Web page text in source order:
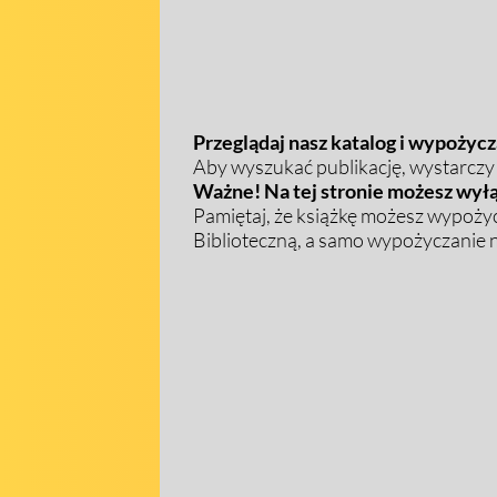
Przeglądaj nasz katalog i
Aby wyszukać publikację,
Ważne! Na tej stronie możesz
Pamiętaj, że książkę możesz
Biblioteczną, a samo wypożyczanie